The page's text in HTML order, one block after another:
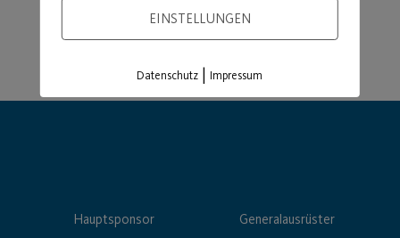
Hauptsponsor Generalausrüster
EINSTELLUNGEN
Datenschutz |Impressum